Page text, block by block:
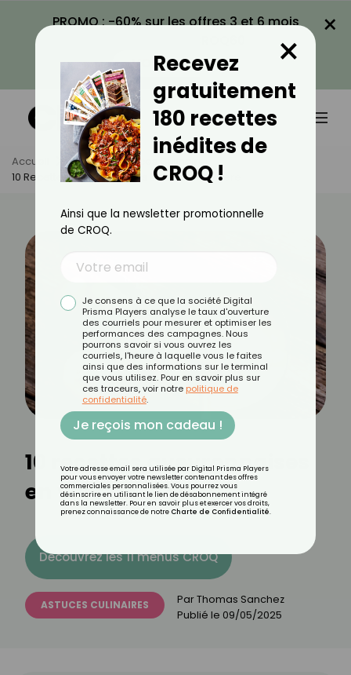
PROMO : -60% sur les offres 3 et 6 mois
VOIR LA PROMO
×
Accueil Actus
Astuces Culinaires
10 Recettes Aveyronnaises En Version Légère
10 recettes aveyronnaises
en version légère
Découvrez les 11 menus CROQ
ASTUCES CULINAIRES ParThomas Sanchez
Publié le 09/05/2025
Recevez
gratuitement
180 recettes
inédites de
CROQ !
×
Ainsi que la newsletter promotionnelle
de CROQ.
Je consens à ce que la société Digital
Prisma Players analyse le taux d'ouverture
des courriels pour mesurer et optimiser les
performances des campagnes. Nous
pourrons savoir si vous ouvrez les
courriels, l'heure à laquelle vous le faites
ainsi que des informations sur le terminal
que vous utilisez. Pour en savoir plus sur
ces traceurs, voir notre politique de
confidentialité.
Je reçois mon cadeau !
Votre adresse email sera utilisée par Digital Prisma Players
pour vous envoyer votre newsletter contenant des offres
commerciales personnalisées. Vous pourrez vous
désinscrire en utilisant le lien de désabonnement intégré
dans la newsletter. Pour en savoir plus et exercer vos droits,
prenez connaissance de notre Charte de Confidentialité.